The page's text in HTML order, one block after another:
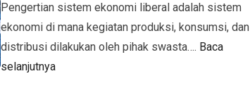
Pengertian sistem ekonomi liberal adalah sistem
ekonomi di mana kegiatan produksi, konsumsi, dan
distribusi dilakukan oleh pihak swasta…. Baca
selanjutnya